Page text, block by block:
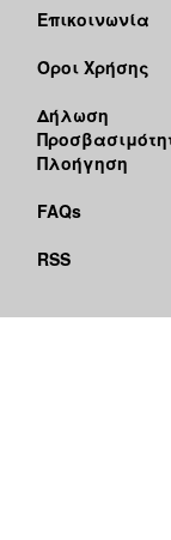
Επικοινωνία
Όροι Χρήσης
Δήλωση
Πλοήγηση
FAQs
RSS